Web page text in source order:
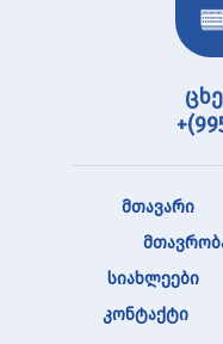
მთავარი
სიახლეები
კონტაქტი